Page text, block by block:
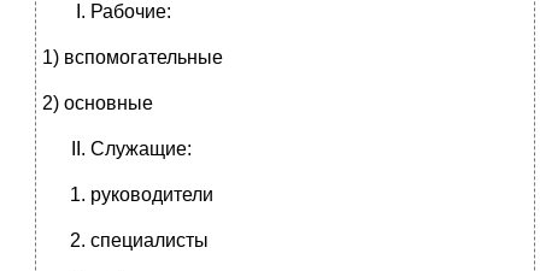
Рабочие:
1) вспомогательные
2) основные
Служащие:
руководители
специалисты